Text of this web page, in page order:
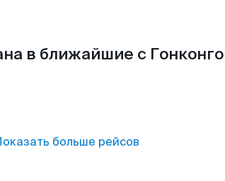
в ближайшие с
больше рейсов